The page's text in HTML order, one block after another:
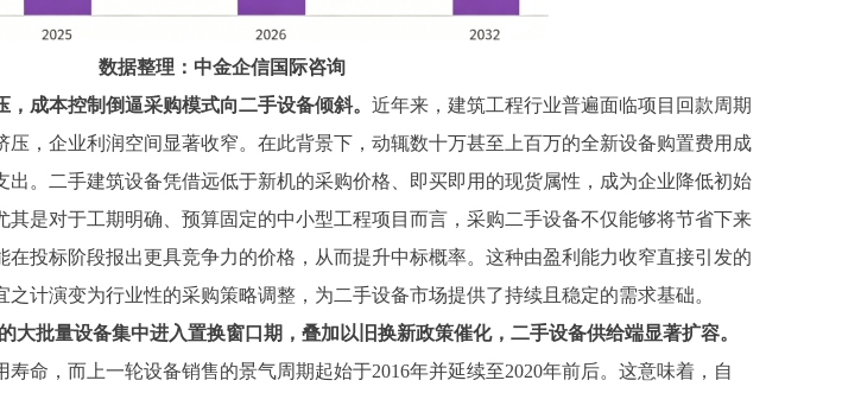
数据整理：中金企信国际咨询
成本控制倒逼采购模式向二手设备倾斜。 近年来，建筑工程行业普遍面临项目回款周期
，企业利润空间显著收窄。在此背景下，动辄数十万甚至上百万的全新设备购置费用成
出。二手建筑设备凭借远低于新机的采购价格、即买即用的现货属性，成为企业降低初始
是对于工期明确、预算固定的中小型工程项目而言，采购二手设备不仅能够将节省下来
在投标阶段报出更具竞争力的价格，从而提升中标概率。这种由盈利能力收窄直接引发的
计演变为行业性的采购策略调整，为二手设备市场提供了持续且稳定的需求基础。
大批量设备集中进入置换窗口期，叠加以旧换新政策催化，二手设备供给端显著扩容。
寿命，而上一轮设备销售的景气周期起始于2016年并延续至2020年前后。这意味着，自